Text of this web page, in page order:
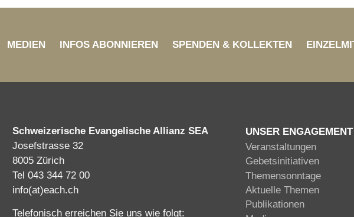
MEDIEN INFOS ABONNIEREN SPENDEN & KOLLEKTEN
Schweizerische Evangelische Allianz SEA
Josefstrasse 32
8005 Zürich
Tel 043 344 72 00
info(at)each.ch
Telefonisch erreichen Sie uns wie folgt:
UNSER ENGAGEMENT
Veranstaltungen
Gebetsinitiativen
Themensonntage
Aktuelle Themen
Publikationen